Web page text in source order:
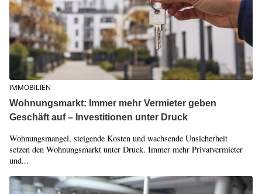
IMMOBILIEN
Wohnungsmarkt: Immer mehr Vermieter geben
Geschäft auf – Investitionen unter Druck
Wohnungsmangel, steigende Kosten und wachsende Unsicherheit
setzen den Wohnungsmarkt unter Druck. Immer mehr Privatvermieter
und...